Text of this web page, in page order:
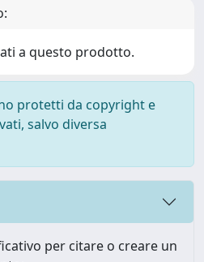
a questo prodotto.
protetti da copyright e
salvo diversa
per citare o creare un